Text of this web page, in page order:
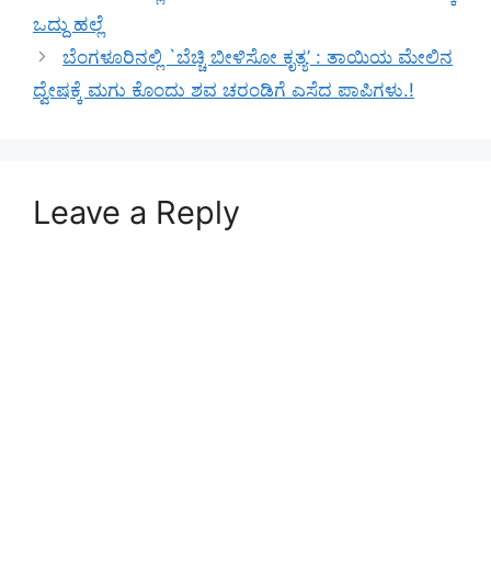
ಒದ್ದು ಹಲ್ಲೆ
ಬೆಂಗಳೂರಿನಲ್ಲಿ `ಬೆಚ್ಚಿ ಬೀಳಿಸೋ ಕೃತ್ಯ’ : ತಾಯಿಯ ಮೇಲಿನ
ದ್ವೇಷಕ್ಕೆ ಮಗು ಕೊಂದು ಶವ ಚರಂಡಿಗೆ ಎಸೆದ ಪಾಪಿಗಳು.!
Leave a Reply